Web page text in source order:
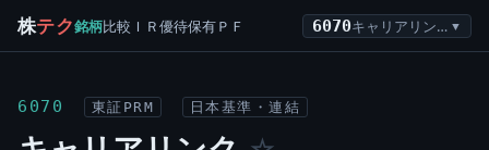
株テク銘柄比較 ＩＲ優待保有ＰＦ 6070 キャリアリンク ▼
6070 東証PRM 日本基準・連結